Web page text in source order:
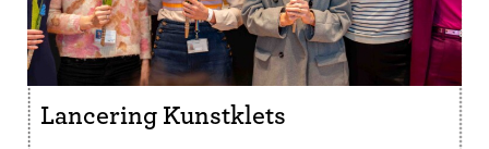
Lancering Kunstklets